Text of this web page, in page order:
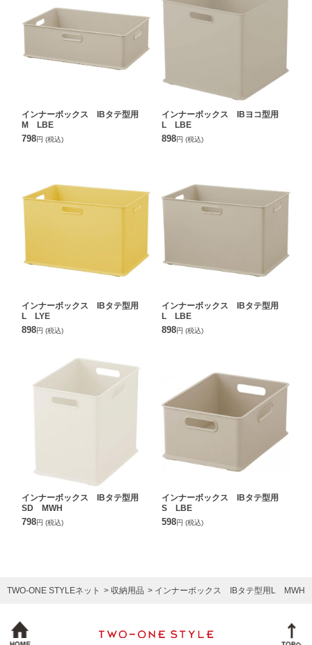
インナーボックス IBタテ型用
M LBE
798円 (税込)
インナーボックス IBヨコ型用
L LBE
898円 (税込)
インナーボックス IBタテ型用
L LYE
898円 (税込)
インナーボックス IBタテ型用
L LBE
898円 (税込)
インナーボックス IBタテ型用
SD MWH
798円 (税込)
インナーボックス IBタテ型用
S LBE
598円 (税込)
TWO-ONE STYLEネット 収納用品 インナーボックス IBタテ型用L MWH